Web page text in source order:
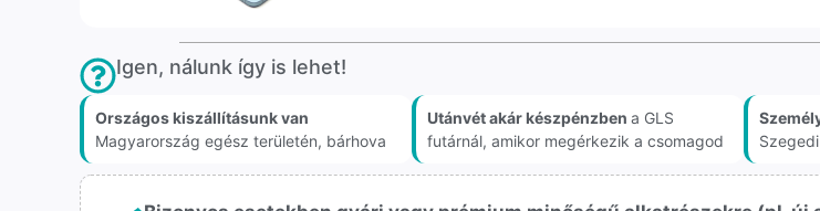
Igen, nálunk így is lehet!
Országos kiszállításunk van
Magyarország egész területén, bárhova
Utánvét akár készpénzben a GLS
futárnál, amikor megérkezik a csomagod